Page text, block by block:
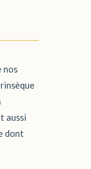
nos
aussi
dont